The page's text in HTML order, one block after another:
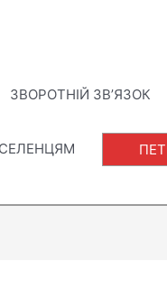
ЗВОРОТНІЙ ЗВ’ЯЗОК